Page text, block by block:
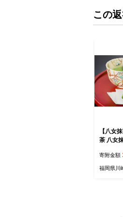
この
【八女
茶 八女抹
抹茶 お
挽き 茶
寄附金額
福岡県川